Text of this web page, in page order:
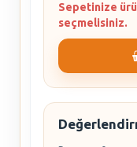
Sepetinize
seçmelisiniz.